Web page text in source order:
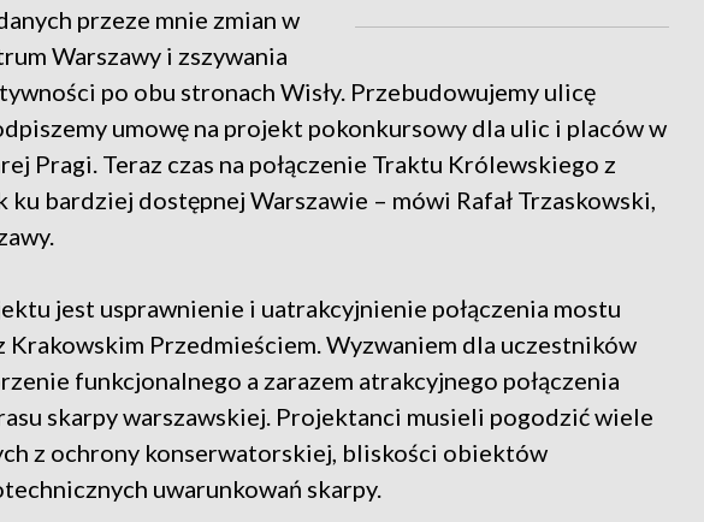
przeze mnie zmian w
Warszawy i zszywania
po obu stronach Wisły. Przebudowujemy ulicę
umowę na projekt pokonkursowy dla ulic i placów w
Pragi. Teraz czas na połączenie Traktu Królewskiego z
ku bardziej dostępnej Warszawie – mówi Rafał Trzaskowski,
jest usprawnienie i uatrakcyjnienie połączenia mostu
Przedmieściem. Wyzwaniem dla uczestników
funkcjonalnego a zarazem atrakcyjnego połączenia
skarpy warszawskiej. Projektanci musieli pogodzić wiele
z ochrony konserwatorskiej, bliskości obiektów
uwarunkowań skarpy.